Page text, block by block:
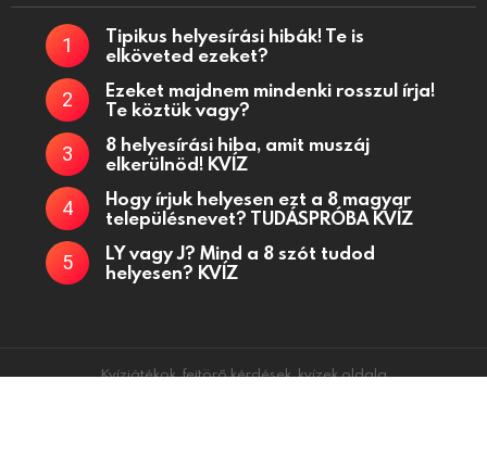
Tipikus helyesírási hibák! Te is
elköveted ezeket?
Ezeket majdnem mindenki rosszul írja!
Te köztük vagy?
8 helyesírási hiba, amit muszáj
elkerülnöd! KVÍZ
Hogy írjuk helyesen ezt a 8 magyar
településnevet? TUDÁSPRÓBA KVÍZ
LY vagy J? Mind a 8 szót tudod
helyesen? KVÍZ
Kvízjátékok, fejtörő kérdések, kvízek oldala